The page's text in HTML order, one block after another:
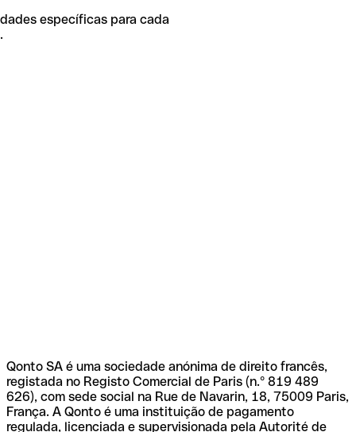
específicas para cada
Qonto SA é uma sociedade anónima de direito francês,
registada no Registo Comercial de Paris (n.º 819 489
626), com sede social na Rue de Navarin, 18, 75009 Paris,
França. A Qonto é uma instituição de pagamento
regulada, licenciada e supervisionada pela Autorité de